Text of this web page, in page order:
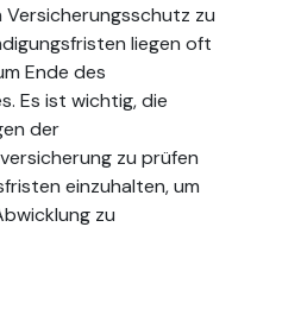
Versicherungsschutz zu
liegen oft
Ende des
Es ist wichtig, die
der
zu prüfen
einzuhalten, um
zu